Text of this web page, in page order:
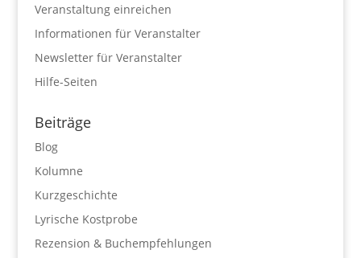
Veranstaltung einreichen
Informationen für Veranstalter
Newsletter für Veranstalter
Hilfe-Seiten
Beiträge
Blog
Kolumne
Kurzgeschichte
Lyrische Kostprobe
Rezension & Buchempfehlungen